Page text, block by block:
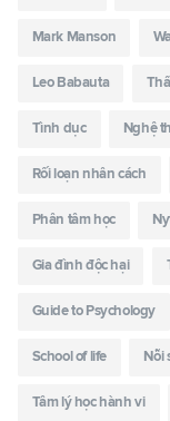
Mark Manson
Leo Babauta
Tình dục Nghệ
Rối loạn nhân cách
Phân tâm học
Gia đình độc hại
Guide to Psychology
School of life Nỗi
Tâm lý học hành vi